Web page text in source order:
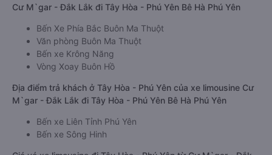
Cư M`gar - Đắk Lắk đi Tây Hòa - Phú Yên Bê Hà Phú Yên
Bến Xe Phía Bắc Buôn Ma Thuột
Văn phòng Buôn Ma Thuột
Bến xe Krông Năng
Vòng Xoay Buôn Hồ
Địa điểm trả khách ở Tây Hòa - Phú Yên của xe limousine Cư
M`gar - Đắk Lắk đi Tây Hòa - Phú Yên Bê Hà Phú Yên
Bến xe Liên Tỉnh Phú Yên
Bến xe Sông Hinh